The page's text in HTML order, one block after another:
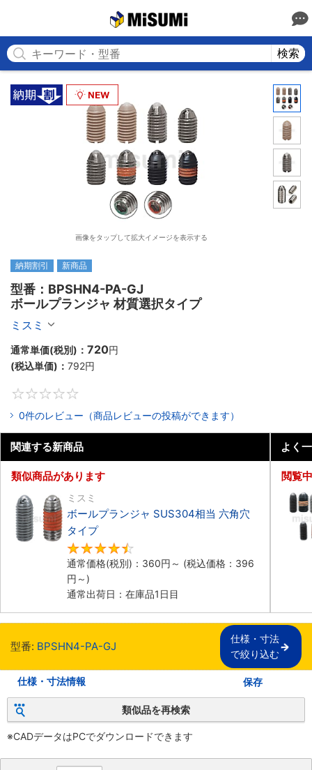
検索
画像をタップして拡大イメージを表示する
納期割引 新商品
型番：BPSHN4-PA-GJ
ボールプランジャ 材質選択タイプ
ミスミ
通常単価(税別)： 720円
(税込単価)： 792円
0件のレビュー（商品レビューの投稿ができます）
関連する新商品
類似商品があります
ミスミ
ボールプランジャ SUS304相当 六角穴
タイプ​
通常価格(税別)： 360円 ～ (税込価格： 396
円 ～)
通常出荷日：在庫品1日目
よく
閲覧
型番: BPSHN4-PA-GJ
仕様・寸法
で絞り込む
仕様・寸法情報 保存
類似品を再検索
※CADデータはPCでダウンロードできます